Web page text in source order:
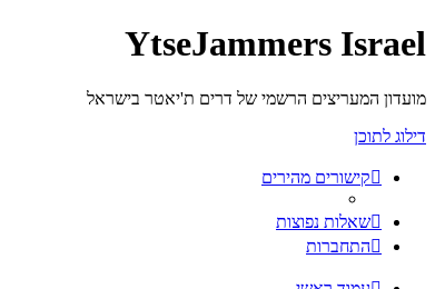
YtseJammers Israel
מועדון המעריצים הרשמי של דרים ת'יאטר בישראל
דילוג לתוכן
קישורים מהירים
שאלות נפוצות
התחברות